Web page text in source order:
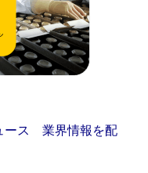
ース 業界情報を配